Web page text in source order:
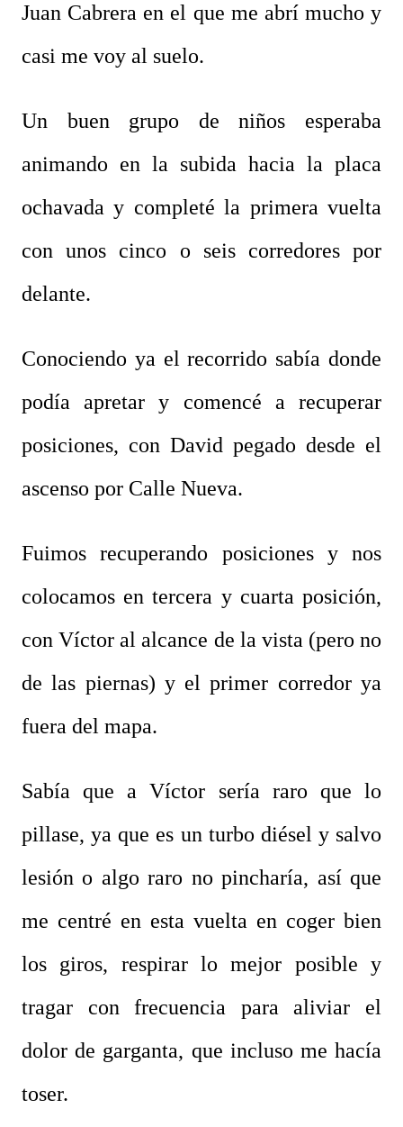
Juan Cabrera en el que me abrí mucho y
casi me voy al suelo.
Un buen grupo de niños esperaba
animando en la subida hacia la placa
ochavada y completé la primera vuelta
con unos cinco o seis corredores por
delante.
Conociendo ya el recorrido sabía donde
podía apretar y comencé a recuperar
posiciones, con David pegado desde el
ascenso por Calle Nueva.
Fuimos recuperando posiciones y nos
colocamos en tercera y cuarta posición,
con Víctor al alcance de la vista (pero no
de las piernas) y el primer corredor ya
fuera del mapa.
Sabía que a Víctor sería raro que lo
pillase, ya que es un turbo diésel y salvo
lesión o algo raro no pincharía, así que
me centré en esta vuelta en coger bien
los giros, respirar lo mejor posible y
tragar con frecuencia para aliviar el
dolor de garganta, que incluso me hacía
toser.